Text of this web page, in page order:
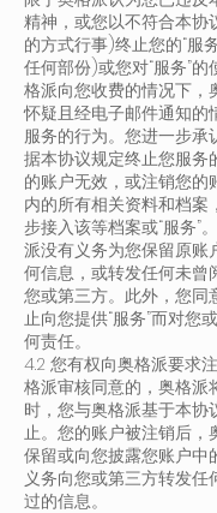
精神，或您以不符合本协
的方式行事)终止您的“服
任何部份)或您对“服务”
格派向您收费的情况下，
怀疑且经电子邮件通知的
服务的行为。您进一步承
据本协议规定终止您服务
的账户无效，或注销您的
内的所有相关资料和档案
步接入该等档案或“服务”
派没有义务为您保留原账
何信息，或转发任何未曾
您或第三方。此外，您同
止向您提供“服务”而对您
何责任。
4.2 您有权向奥格派要求
格派审核同意的，奥格派
时，您与奥格派基于本协
止。您的账户被注销后，
保留或向您披露您账户中
义务向您或第三方转发任
过的信息。